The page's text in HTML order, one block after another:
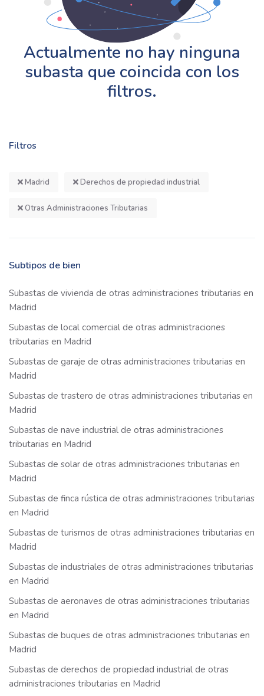
Filtros
Madrid Derechos de propiedad industrial
Otras Administraciones Tributarias
Subtipos de bien
Subastas de vivienda de otras administraciones tributarias en
Madrid
Subastas de local comercial de otras administraciones
tributarias en Madrid
Subastas de garaje de otras administraciones tributarias en
Madrid
Subastas de trastero de otras administraciones tributarias en
Madrid
Subastas de nave industrial de otras administraciones
tributarias en Madrid
Subastas de solar de otras administraciones tributarias en
Madrid
Subastas de finca rústica de otras administraciones tributarias
en Madrid
Subastas de turismos de otras administraciones tributarias en
Madrid
Subastas de industriales de otras administraciones tributarias
en Madrid
Subastas de aeronaves de otras administraciones tributarias
en Madrid
Subastas de buques de otras administraciones tributarias en
Madrid
Subastas de derechos de propiedad industrial de otras
administraciones tributarias en Madrid
Actualmente no hay ninguna
subasta que coincida con los
filtros.